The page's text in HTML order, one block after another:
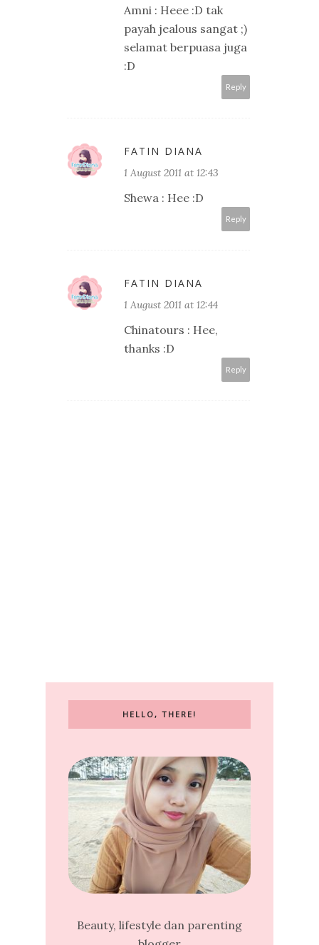
Amni : Heee :D tak
payah jealous sangat ;)
selamat berpuasa juga
:D
Reply
FATIN DIANA
1 August 2011 at 12:43
Shewa : Hee :D
Reply
FATIN DIANA
1 August 2011 at 12:44
Chinatours : Hee,
thanks :D
Reply
HELLO, THERE!
Beauty, lifestyle dan parenting